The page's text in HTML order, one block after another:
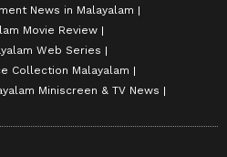
News in Malayalam
Movie Review
Web Series
Collection Malayalam
Miniscreen & TV News